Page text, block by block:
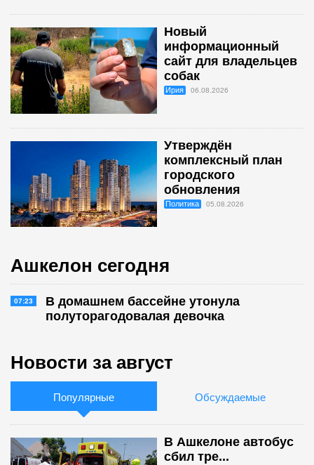
Новый
информационный
сайт для владельцев
собак
Ирия 06.08.2026
Утверждён
комплексный план
городского
обновления
Политика 05.08.2026
Ашкелон сегодня
07:23
В домашнем бассейне утонула
полуторагодовалая девочка
Новости за август
Популярные Обсуждаемые
В Ашкелоне автобус
сбил тре...